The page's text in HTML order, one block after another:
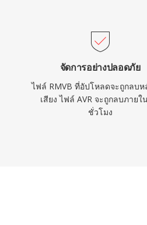
จัดการอย่างปลอดภัย
ไฟล์ RMVB ที่อัปโหลดจะถูกลบห
เสียง ไฟล์ AVR จะถูกลบภายใ
ชั่วโมง